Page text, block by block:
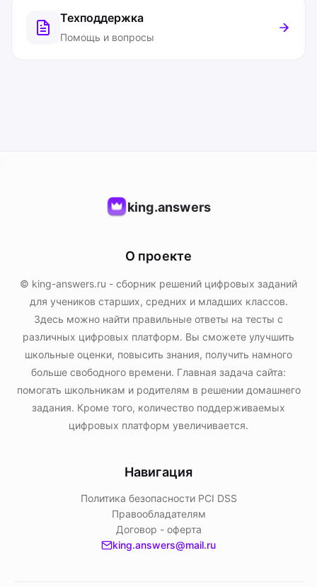
Техподдержка
Помощь и вопросы
king.answers
О проекте
© king-answers.ru - сборник решений цифровых заданий
для учеников старших, средних и младших классов.
Здесь можно найти правильные ответы на тесты с
различных цифровых платформ. Вы сможете улучшить
школьные оценки, повысить знания, получить намного
больше свободного времени. Главная задача сайта:
помогать школьникам и родителям в решении домашнего
задания. Кроме того, количество поддерживаемых
цифровых платформ увеличивается.
Навигация
Политика безопасности PСI DSS
Правообладателям
Договор - оферта
king.answers@mail.ru